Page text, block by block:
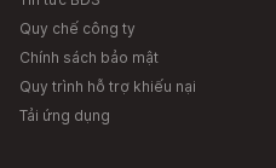
Quy chế công ty
Chính sách bảo mật
Quy trình hỗ trợ khiếu nại
Tải ứng dụng